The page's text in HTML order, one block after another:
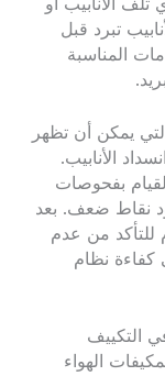
الأنابيب أو
تبرد قبل
المناسبة
يمكن أن تظهر
الأنابيب.
بفحوصات
نقاط ضعف. بعد
للتأكد من عدم
نظام
التكييف
الهواء